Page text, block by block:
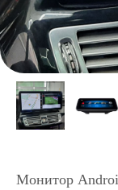
Монитор